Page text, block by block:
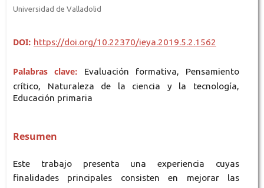
Universidad de Valladolid
DOI: https://doi.org/10.22370/ieya.2019.5.2.1562
Palabras clave:
Evaluación formativa, Pensamiento
crítico, Naturaleza de la ciencia y la tecnología,
Educación primaria
Resumen
Este trabajo presenta una experiencia cuyas
finalidades principales consisten en mejorar las